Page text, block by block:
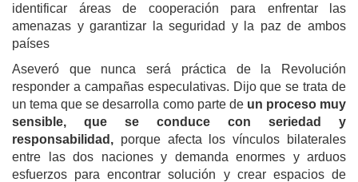
identificar áreas de cooperación para enfrentar las
amenazas y garantizar la seguridad y la paz de ambos
países
Aseveró que nunca será práctica de la Revolución
responder a campañas especulativas. Dijo que se trata de
un tema que se desarrolla como parte de un proceso muy
sensible, que se conduce con seriedad y
responsabilidad, porque afecta los vínculos bilaterales
entre las dos naciones y demanda enormes y arduos
esfuerzos para encontrar solución y crear espacios de